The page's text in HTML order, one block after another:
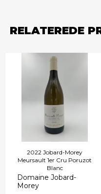
RELATEREDE
2022 Jobard-Morey
Meursault 1er Cru Poruzot
Blanc
Domaine Jobard-
Morey